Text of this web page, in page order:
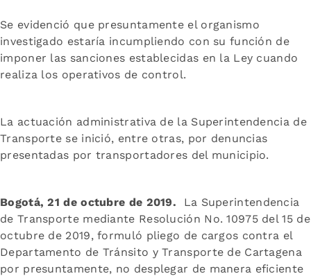
Se evidenció que presuntamente el organismo
investigado estaría incumpliendo con su función de
imponer las sanciones establecidas en la Ley cuando
realiza los operativos de control.
La actuación administrativa de la Superintendencia de
Transporte se inició, entre otras, por denuncias
presentadas por transportadores del municipio.
Bogotá, 21 de octubre de 2019. La Superintendencia
de Transporte mediante Resolución No. 10975 del 15 de
octubre de 2019, formuló pliego de cargos contra el
Departamento de Tránsito y Transporte de Cartagena
por presuntamente, no desplegar de manera eficiente